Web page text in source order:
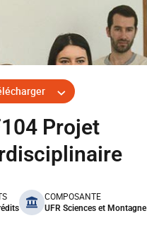
Projet
COMPOSANTE
UFR Sciences et Montagne